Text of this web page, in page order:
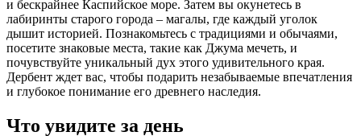
и бескрайнее Каспийское море. Затем вы окунетесь в
лабиринты старого города – магалы, где каждый уголок
дышит историей. Познакомьтесь с традициями и обычаями,
посетите знаковые места, такие как Джума мечеть, и
почувствуйте уникальный дух этого удивительного края.
Дербент ждет вас, чтобы подарить незабываемые впечатления
и глубокое понимание его древнего наследия.
Что увидите за день